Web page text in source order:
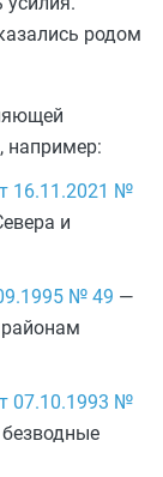
родом
например:
16.11.2021 №
и
№ 49 —
07.10.1993 №